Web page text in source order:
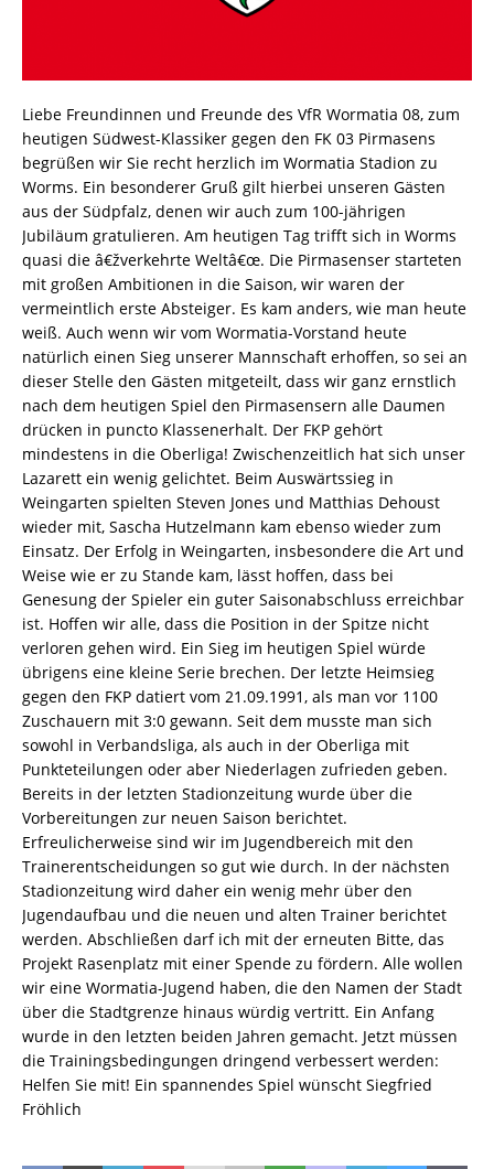
Liebe Freundinnen und Freunde des VfR Wormatia 08, zum
heutigen Südwest-Klassiker gegen den FK 03 Pirmasens
begrüßen wir Sie recht herzlich im Wormatia Stadion zu
Worms. Ein besonderer Gruß gilt hierbei unseren Gästen
aus der Südpfalz, denen wir auch zum 100-jährigen
Jubiläum gratulieren. Am heutigen Tag trifft sich in Worms
quasi die â€žverkehrte Weltâ€œ. Die Pirmasenser starteten
mit großen Ambitionen in die Saison, wir waren der
vermeintlich erste Absteiger. Es kam anders, wie man heute
weiß. Auch wenn wir vom Wormatia-Vorstand heute
natürlich einen Sieg unserer Mannschaft erhoffen, so sei an
dieser Stelle den Gästen mitgeteilt, dass wir ganz ernstlich
nach dem heutigen Spiel den Pirmasensern alle Daumen
drücken in puncto Klassenerhalt. Der FKP gehört
mindestens in die Oberliga! Zwischenzeitlich hat sich unser
Lazarett ein wenig gelichtet. Beim Auswärtssieg in
Weingarten spielten Steven Jones und Matthias Dehoust
wieder mit, Sascha Hutzelmann kam ebenso wieder zum
Einsatz. Der Erfolg in Weingarten, insbesondere die Art und
Weise wie er zu Stande kam, lässt hoffen, dass bei
Genesung der Spieler ein guter Saisonabschluss erreichbar
ist. Hoffen wir alle, dass die Position in der Spitze nicht
verloren gehen wird. Ein Sieg im heutigen Spiel würde
übrigens eine kleine Serie brechen. Der letzte Heimsieg
gegen den FKP datiert vom 21.09.1991, als man vor 1100
Zuschauern mit 3:0 gewann. Seit dem musste man sich
sowohl in Verbandsliga, als auch in der Oberliga mit
Punkteteilungen oder aber Niederlagen zufrieden geben.
Bereits in der letzten Stadionzeitung wurde über die
Vorbereitungen zur neuen Saison berichtet.
Erfreulicherweise sind wir im Jugendbereich mit den
Trainerentscheidungen so gut wie durch. In der nächsten
Stadionzeitung wird daher ein wenig mehr über den
Jugendaufbau und die neuen und alten Trainer berichtet
werden. Abschließen darf ich mit der erneuten Bitte, das
Projekt Rasenplatz mit einer Spende zu fördern. Alle wollen
wir eine Wormatia-Jugend haben, die den Namen der Stadt
über die Stadtgrenze hinaus würdig vertritt. Ein Anfang
wurde in den letzten beiden Jahren gemacht. Jetzt müssen
die Trainingsbedingungen dringend verbessert werden:
Helfen Sie mit! Ein spannendes Spiel wünscht Siegfried
Fröhlich